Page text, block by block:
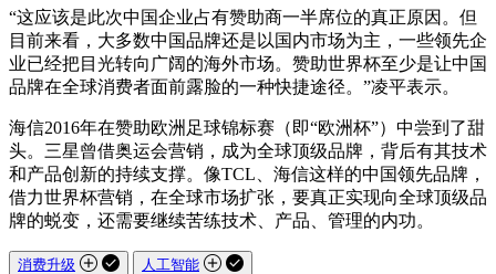
“这应该是此次中国企业占有赞助商一半席位的真正原因。但
目前来看，大多数中国品牌还是以国内市场为主，一些领先企
业已经把目光转向广阔的海外市场。赞助世界杯至少是让中国
品牌在全球消费者面前露脸的一种快捷途径。”凌平表示。
海信2016年在赞助欧洲足球锦标赛（即“欧洲杯”）中尝到了甜
头。三星曾借奥运会营销，成为全球顶级品牌，背后有其技术
和产品创新的持续支撑。像TCL、海信这样的中国领先品牌，
借力世界杯营销，在全球市场扩张，要真正实现向全球顶级品
牌的蜕变，还需要继续苦练技术、产品、管理的内功。
消费升级 人工智能